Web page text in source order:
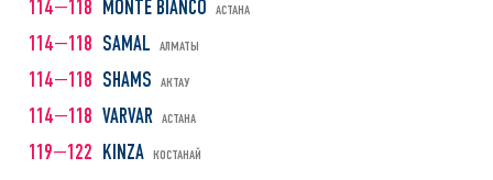
114—118 MONTE BIANCO АСТАНА
114—118 SAMAL АЛМАТЫ
114—118 SHAMS АКТАУ
114—118 VARVAR АСТАНА
119—122 KINZA КОСТАНАЙ